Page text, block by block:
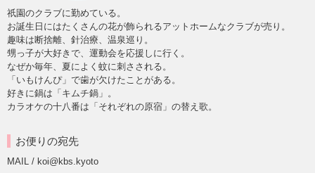
祇園のクラブに勤めている。
お誕生日にはたくさんの花が飾られるアットホームなクラブが売り。
趣味は断捨離、針治療、温泉巡り。
甥っ子が大好きで、運動会を応援しに行く。
なぜか毎年、夏によく蚊に刺さされる。
「いもけんぴ」で歯が欠けたことがある。
好きに鍋は「キムチ鍋」。
カラオケの十八番は「それぞれの原宿」の替え歌。
お便りの宛先
MAIL / koi@kbs.kyoto